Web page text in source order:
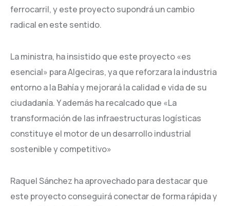
ferrocarril, y este proyecto supondrá un cambio
radical en este sentido.
La ministra, ha insistido que este proyecto «es
esencial» para Algeciras, ya que reforzara la industria
entorno a la Bahía y mejorará la calidad e vida de su
ciudadanía. Y además ha recalcado que «La
transformación de las infraestructuras logísticas
constituye el motor de un desarrollo industrial
sostenible y competitivo»
Raquel Sánchez ha aprovechado para destacar que
este proyecto conseguirá conectar de forma rápida y